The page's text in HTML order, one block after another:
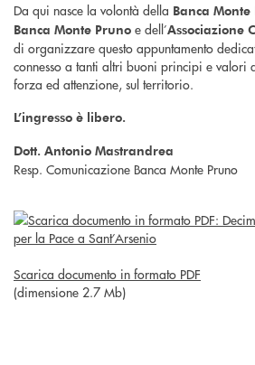
Da qui nasce la volontà della Banca Monte
Banca Monte Pruno e dell’Associazione
di organizzare questo appuntamento
connesso a tanti altri buoni principi e valori
forza ed attenzione, sul territorio.
L’ingresso è libero.
Dott. Antonio Mastrandrea
Resp. Comunicazione Banca Monte Pruno
Scarica documento in formato PDF
(dimensione 2.7 Mb)